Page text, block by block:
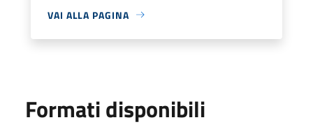
VAI ALLA PAGINA
Formati disponibili